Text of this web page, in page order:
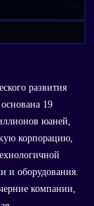
развития
19
юаней,
корпорацию,
и оборудования.
компании,